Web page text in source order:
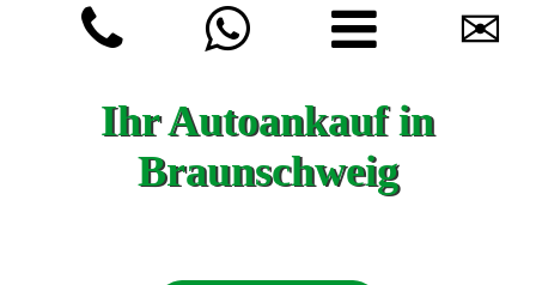
✉
Ihr Autoankauf in
Braunschweig